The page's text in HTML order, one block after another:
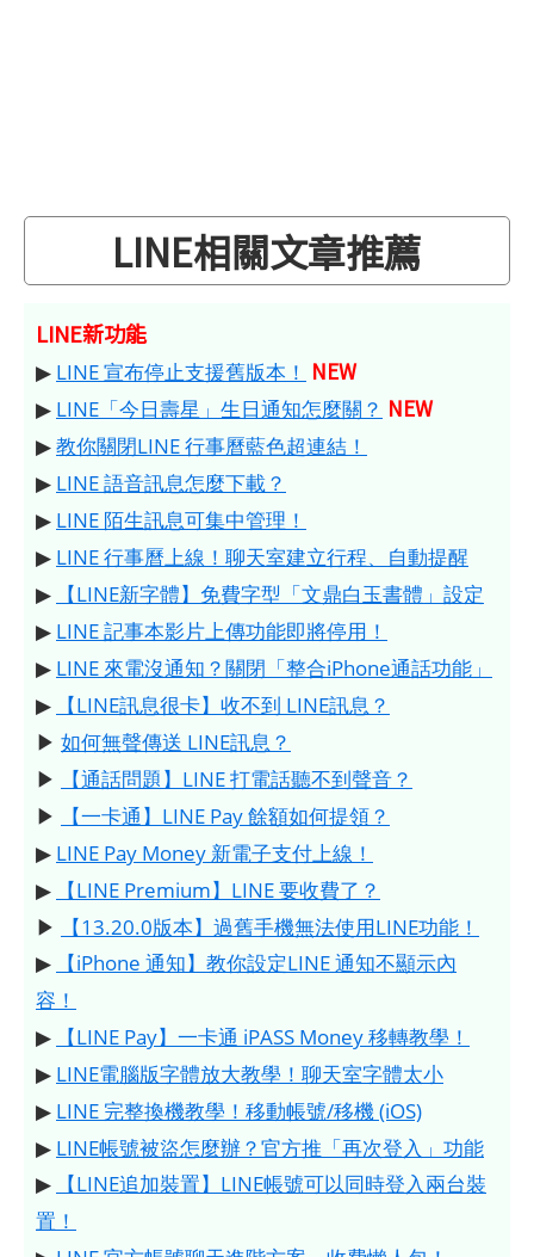
LINE相關文章推薦
LINE新功能
▶ LINE 宣布停止支援舊版本！ NEW
▶ LINE「今日壽星」生日通知怎麼關？ NEW
▶教你關閉LINE 行事曆藍色超連結！
▶ LINE 語音訊息怎麼下載？
▶ LINE 陌生訊息可集中管理！
▶ LINE 行事曆上線！聊天室建立行程、自動提醒
▶
【LINE新字體】免費字型「文鼎白玉書體」設定
▶ LINE 記事本影片上傳功能即將停用！
▶ LINE 來電沒通知？關閉「整合iPhone通話功能」
▶
【LINE訊息很卡】收不到 LINE訊息？
▶ 如何無聲傳送 LINE訊息？
▶
【通話問題】LINE 打電話聽不到聲音？
▶
【一卡通】LINE Pay 餘額如何提領？
▶ LINE Pay Money 新電子支付上線！
▶
【LINE Premium】LINE 要收費了？
▶
【13.20.0版本】過舊手機無法使用LINE功能！
▶
【iPhone 通知】教你設定LINE 通知不顯示內
容！
▶
【LINE Pay】一卡通 iPASS Money 移轉教學！
▶ LINE電腦版字體放大教學！聊天室字體太小
▶ LINE 完整換機教學！移動帳號/移機 (iOS)
▶ LINE帳號被盜怎麼辦？官方推「再次登入」功能
▶
【LINE追加裝置】LINE帳號可以同時登入兩台裝
置！